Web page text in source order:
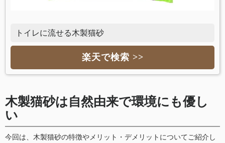
トイレに流せる木製猫砂
楽天で検索 >>
木製猫砂は自然由来で環境にも優し
い
今回は、木製猫砂の特徴やメリット・デメリットについてご紹介し